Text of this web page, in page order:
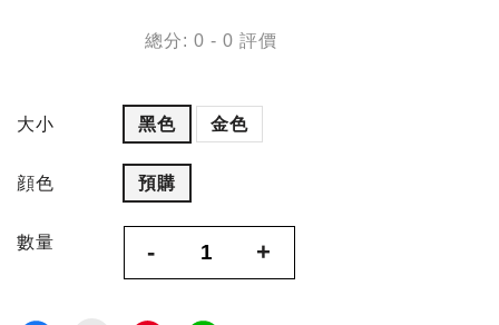
總分: 0 - 0 評價
大小 黑色 金色
顔色 預購
數量 - +